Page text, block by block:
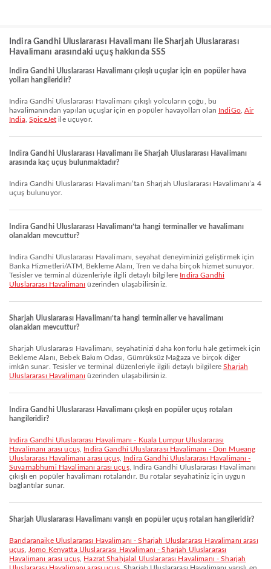
Indira Gandhi Uluslararası Havalimanı ile Sharjah Uluslararası
Havalimanı arasındaki uçuş hakkında SSS
Indira Gandhi Uluslararası Havalimanı çıkışlı uçuşlar için en popüler hava
yolları hangileridir?
Indira Gandhi Uluslararası Havalimanı çıkışlı yolcuların çoğu, bu
havalimanından yapılan uçuşlar için en popüler havayolları olan IndiGo,Air
India, SpiceJet ile uçuyor.
Indira Gandhi Uluslararası Havalimanı ile Sharjah Uluslararası Havalimanı
arasında kaç uçuş bulunmaktadır?
Indira Gandhi Uluslararası Havalimanı’tan Sharjah Uluslararası Havalimanı’a 4
uçuş bulunuyor.
Indira Gandhi Uluslararası Havalimanı’ta hangi terminaller ve havalimanı
olanakları mevcuttur?
Indira Gandhi Uluslararası Havalimanı, seyahat deneyiminizi geliştirmek için
Banka Hizmetleri/ATM, Bekleme Alanı, Tren ve daha birçok hizmet sunuyor.
Tesisler ve terminal düzenleriyle ilgili detaylı bilgilere Indira Gandhi
Uluslararası Havalimanı üzerinden ulaşabilirsiniz.
Sharjah Uluslararası Havalimanı’ta hangi terminaller ve havalimanı
olanakları mevcuttur?
Sharjah Uluslararası Havalimanı, seyahatinizi daha konforlu hale getirmek için
Bekleme Alanı, Bebek Bakım Odası, Gümrüksüz Mağaza ve birçok diğer
imkân sunar. Tesisler ve terminal düzenleriyle ilgili detaylı bilgilereSharjah
Uluslararası Havalimanı üzerinden ulaşabilirsiniz.
Indira Gandhi Uluslararası Havalimanı çıkışlı en popüler uçuş rotaları
hangileridir?
Indira Gandhi Uluslararası Havalimanı - Kuala Lumpur Uluslararası
Havalimanı arası uçuş, Indira Gandhi Uluslararası Havalimanı - Don Mueang
Uluslararası Havalimanı arası uçuş, Indira Gandhi Uluslararası Havalimanı -
Suvarnabhumi Havalimanı arası uçuş, Indira Gandhi Uluslararası Havalimanı
çıkışlı en popüler havalimanı rotalarıdır. Bu rotalar seyahatiniz için uygun
bağlantılar sunar.
Sharjah Uluslararası Havalimanı varışlı en popüler uçuş rotaları hangileridir?
Bandaranaike Uluslararası Havalimanı - Sharjah Uluslararası Havalimanı arası
uçuş
Jomo Kenyatta Uluslararası Havalimanı - Sharjah Uluslararası
Havalimanı arası uçuş, Hazrat Shahjalal Uluslararası Havalimanı - Sharjah